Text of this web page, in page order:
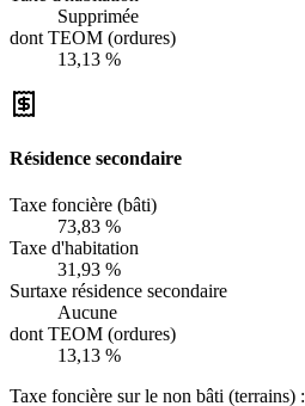
Supprimée
dont TEOM (ordures)
13,13 %
Résidence secondaire
Taxe foncière (bâti)
73,83 %
Taxe d'habitation
31,93 %
Surtaxe résidence secondaire
Aucune
dont TEOM (ordures)
13,13 %
Taxe foncière sur le non bâti (terrains) :